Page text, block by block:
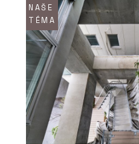
NAŠE
TÉMA